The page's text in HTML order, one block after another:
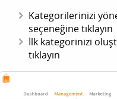
Kategorilerinizi
seçeneğine tıklayın
İlk kategorinizi
tıklayın